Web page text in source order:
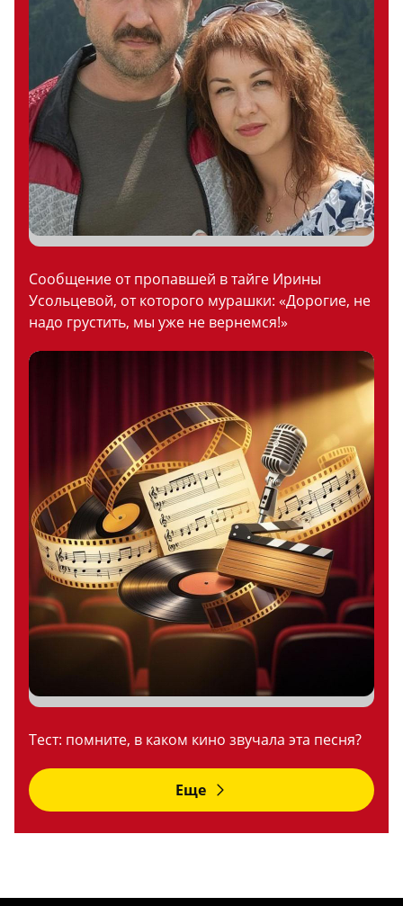
Сообщение от пропавшей в тайге Ирины
Усольцевой, от которого мурашки: «Дорогие, не
надо грустить, мы уже не вернемся!»
Тест: помните, в каком кино звучала эта песня?
Еще